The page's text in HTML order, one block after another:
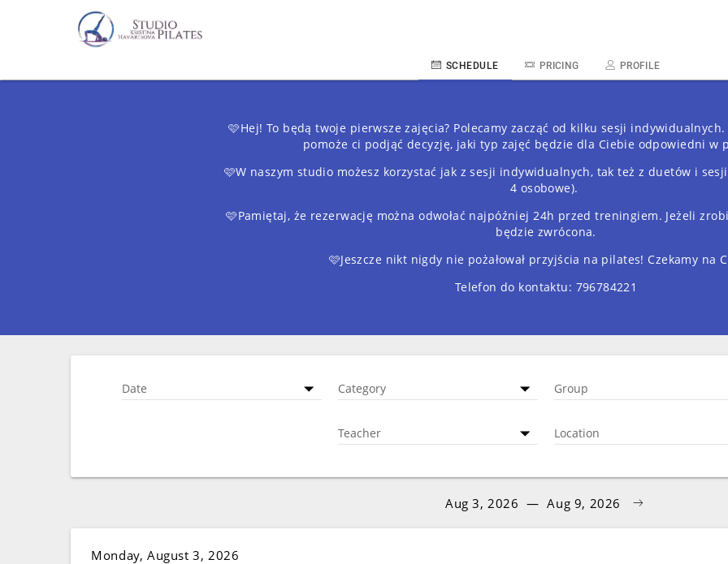
SCHEDULE PRICING PROFILE
🩷Hej! To będą twoje pierwsze zajęcia? Polecamy zacząć od kilku sesji
pomoże ci podjąć decyzję, jaki typ zajęć będzie dla Ciebie odpowiedni w
🩷W naszym studio możesz korzystać jak z sesji indywidualnych, tak też z duetów i
4 osobowe).
🩷Pamiętaj, że rezerwację można odwołać najpóźniej 24h przed treningiem. Jeżeli
będzie zwrócona.
🩷Jeszcze nikt nigdy nie pożałował przyjścia na pilates! Czekamy na
Telefon do kontaktu: 796784221
Date Category Group
Teacher Location
Aug 3, 2026 — Aug 9, 2026
Monday, August 3, 2026